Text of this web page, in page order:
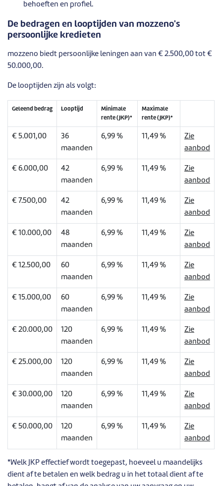
behoeften en profiel.
De bedragen en looptijden van mozzeno's
persoonlijke kredieten
mozzeno biedt persoonlijke leningen aan van € 2.500,00 tot €
50.000,00.
De looptijden zijn als volgt:
Geleend bedrag Looptijd
Minimale
rente (JKP)*
Maximale
rente (JKP)*
€ 5.001,00
36
maanden
6,99 % 11,49 %
Zie
aanbod
€ 6.000,00
42
maanden
6,99 % 11,49 %
Zie
aanbod
€ 7.500,00
42
maanden
6,99 % 11,49 %
Zie
aanbod
€ 10.000,00
48
maanden
6,99 % 11,49 %
Zie
aanbod
€ 12.500,00
60
maanden
6,99 % 11,49 %
Zie
aanbod
€ 15.000,00
60
maanden
6,99 % 11,49 %
Zie
aanbod
€ 20.000,00
120
maanden
6,99 % 11,49 %
Zie
aanbod
€ 25.000,00
120
maanden
6,99 % 11,49 %
Zie
aanbod
€ 30.000,00
120
maanden
6,99 % 11,49 %
Zie
aanbod
€ 50.000,00
120
maanden
6,99 % 11,49 %
Zie
aanbod
*Welk JKP effectief wordt toegepast, hoeveel u maandelijks
dient af te betalen en welk bedrag u in het totaal dient af te